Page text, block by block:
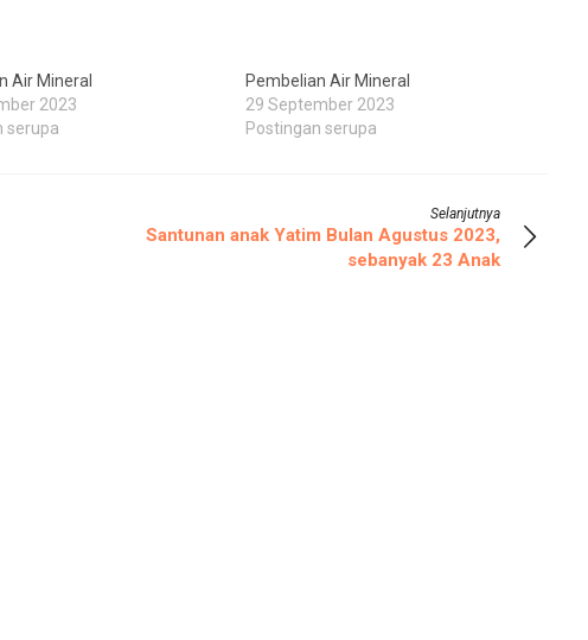
Air Mineral
2023
serupa
Pembelian Air Mineral
29 September 2023
Postingan serupa
Selanjutnya
Santunan anak Yatim Bulan Agustus 2023,
sebanyak 23 Anak